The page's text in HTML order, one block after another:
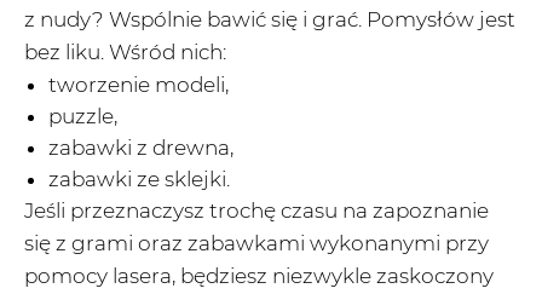
z nudy? Wspólnie bawić się i grać. Pomysłów jest
bez liku. Wśród nich:
tworzenie modeli,
puzzle,
zabawki z drewna,
zabawki ze sklejki.
Jeśli przeznaczysz trochę czasu na zapoznanie
się z grami oraz zabawkami wykonanymi przy
pomocy lasera, będziesz niezwykle zaskoczony